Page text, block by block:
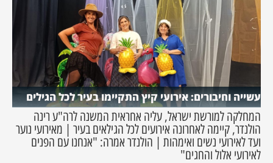
עשייה וחיבורים: אירועי קיץ התקיימו בעיר לכל הגילים
המחלקה למורשת ישראל, עליה אחראית המשנה לרה"ע רינה
הולנדר, קיימה לאחרונה אירועים לכל הגילאים בעיר | מאירועי נוער
ועד לאירועי נשים ואימהות | הולנדר אמרה: "אנחנו עם הפנים
לאירועי אלול והחגים"